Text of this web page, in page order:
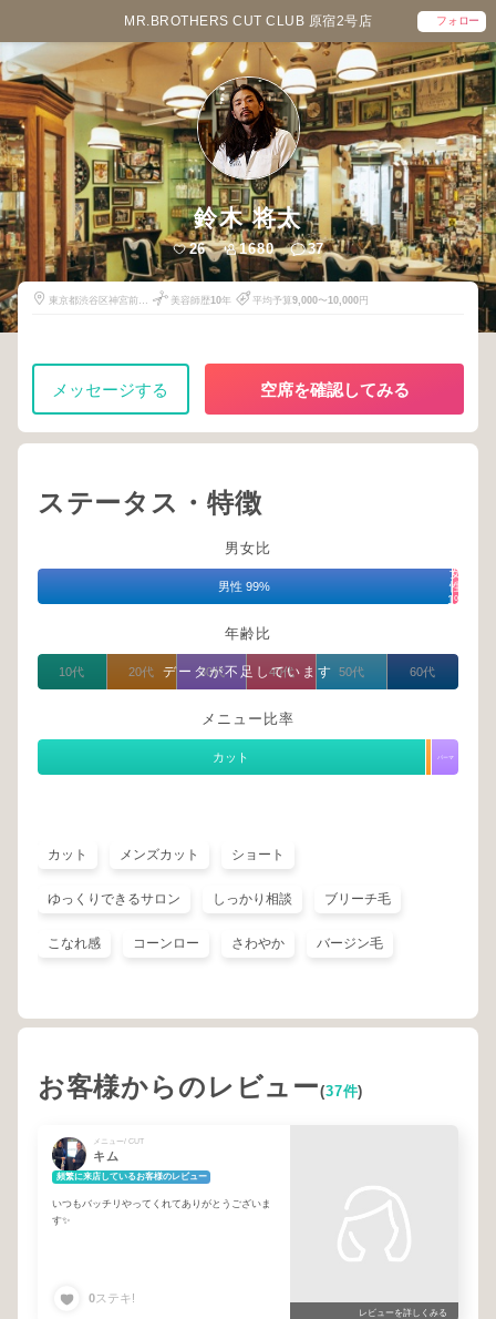
MR.BROTHERS CUT CLUB 原宿2号店 フォロー
鈴木 将太
26 1680 37
東京都渋谷区神宮前6-
美容師歴10年 平均予算9,000〜10,000円
メッセージする 空席を確認してみる
ステータス・特徴
男女比
男性 99%
女
性
1%
年齢比
データが不足しています
10代 20代 30代 40代 50代 60代
メニュー比率
カット パーマ
カット メンズカット ショート
ゆっくりできるサロン しっかり相談 ブリーチ毛
こなれ感 コーンロー さわやか バージン毛
お客様からのレビュー(37件)
メニュー/ CUT
キム
頻繁に来店しているお客様のレビュー
いつもバッチリやってくれてありがとうございま
す✨
0ステキ!
レビューを詳しくみる